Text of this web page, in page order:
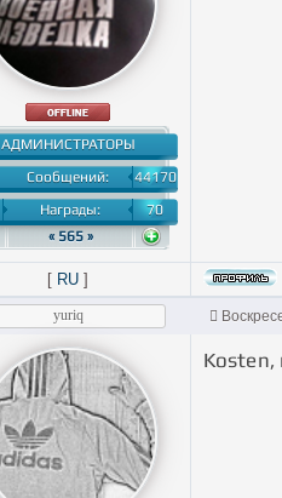
АДМИНИСТРАТОРЫ
Сообщений:
44170
Награды:
70
« 565 »
[ RU ]
yuriq
Kosten,